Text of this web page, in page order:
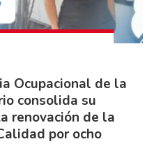
Ocupacional de la
consolida su
renovación de la
por ocho